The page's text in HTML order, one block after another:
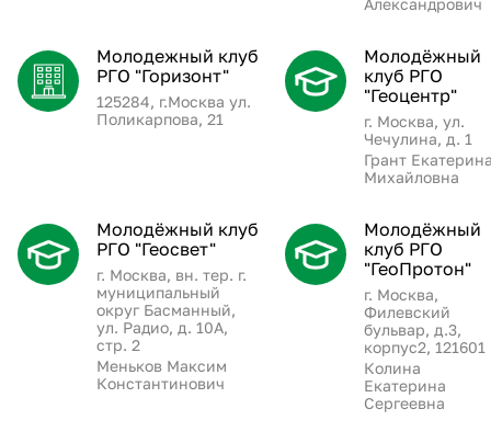
Александрович
Молодежный клуб
РГО "Горизонт"
125284, г.Москва ул.
Поликарпова, 21
Молодёжный
клуб РГО
"Геоцентр"
г. Москва, ул.
Чечулина, д. 1
Грант
Михайловна
Молодёжный клуб
РГО "Геосвет"
г. Москва, вн. тер. г.
муниципальный
округ Басманный,
ул. Радио, д. 10А,
стр. 2
Меньков Максим
Константинович
Молодёжный
клуб РГО
"ГеоПротон"
г. Москва,
Филевский
бульвар, д.3,
корпус2, 121601
Колина
Екатерина
Сергеевна